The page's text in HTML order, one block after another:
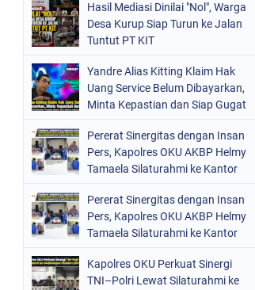
Hasil Mediasi Dinilai "Nol", Warga
Desa Kurup Siap Turun ke Jalan
Tuntut PT KIT
Yandre Alias Kitting Klaim Hak
Uang Service Belum Dibayarkan,
Minta Kepastian dan Siap Gugat
Pererat Sinergitas dengan Insan
Pers, Kapolres OKU AKBP Helmy
Tamaela Silaturahmi ke Kantor
Pererat Sinergitas dengan Insan
Pers, Kapolres OKU AKBP Helmy
Tamaela Silaturahmi ke Kantor
Kapolres OKU Perkuat Sinergi
TNI–Polri Lewat Silaturahmi ke